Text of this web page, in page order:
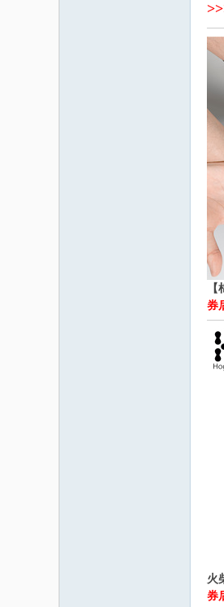
券
火
券